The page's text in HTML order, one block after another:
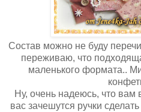
Состав можно не буду
переживаю, что
маленького формата..
Ну, очень надеюсь, что вам
вас зачешутся ручки